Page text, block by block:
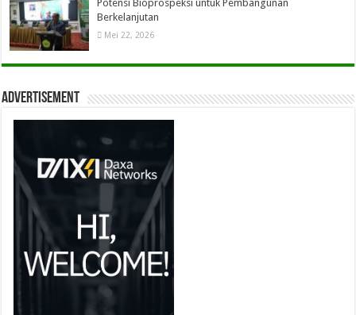
Potensi Bioprospeksi untuk Pembangunan
Berkelanjutan
Mei 22, 2026
Advertisement